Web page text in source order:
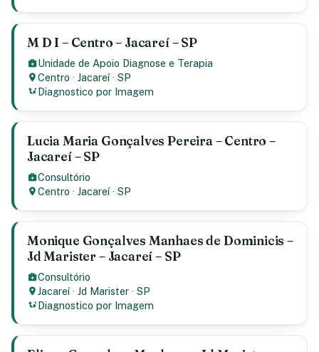
M D I – Centro – Jacareí – SP
Unidade de Apoio Diagnose e Terapia
Centro ·Jacareí ·SP
Diagnostico por Imagem
Lucia Maria Gonçalves Pereira – Centro –
Jacareí – SP
Consultório
Centro ·Jacareí ·SP
Monique Gonçalves Manhaes de Dominicis –
Jd Marister – Jacareí – SP
Consultório
Jacareí ·Jd Marister ·SP
Diagnostico por Imagem